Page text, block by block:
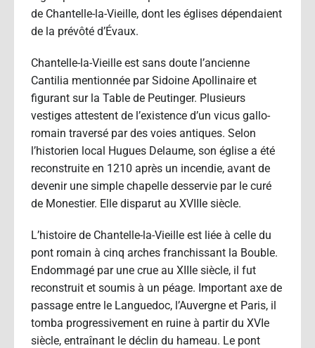
de Chantelle-la-Vieille, dont les églises dépendaient
de la prévôté d’Évaux.
Chantelle-la-Vieille est sans doute l’ancienne
Cantilia mentionnée par Sidoine Apollinaire et
figurant sur la Table de Peutinger. Plusieurs
vestiges attestent de l’existence d’un vicus gallo-
romain traversé par des voies antiques. Selon
l’historien local Hugues Delaume, son église a été
reconstruite en 1210 après un incendie, avant de
devenir une simple chapelle desservie par le curé
de Monestier. Elle disparut au XVIIIe siècle.
L’histoire de Chantelle-la-Vieille est liée à celle du
pont romain à cinq arches franchissant la Bouble.
Endommagé par une crue au XIIIe siècle, il fut
reconstruit et soumis à un péage. Important axe de
passage entre le Languedoc, l’Auvergne et Paris, il
tomba progressivement en ruine à partir du XVIe
siècle, entraînant le déclin du hameau. Le pont